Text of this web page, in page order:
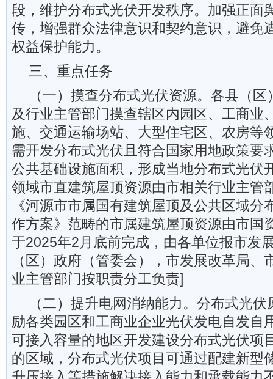
段，维护分布式光伏开发秩序。加强正面
传，增强群众法律意识和契约意识，避免
权益保护能力。
三、重点任务
（一）摸查分布式光伏资源。各县（
及行业主管部门摸查辖区内园区、工商业
施、交通运输场站、大型住宅区、农房等
需开发分布式光伏且符合国家用地政策要
公共基础设施面积，形成当地分布式光伏
领域市直建筑屋顶资源由市相关行业主管
《河源市市属国有建筑屋顶及公共区域分
作方案》范畴的市属建筑屋顶资源由市国
于2025年2月底前完成，由各单位报市发
（区）政府（管委会），市发展改革局、
业主管部门按职责分工负责]
（二）提升电网消纳能力。分布式光
励各类园区和工商业企业光伏发电自发自
可接入容量的地区开发建设分布式光伏项
的区域，分布式光伏项目可通过配建新型